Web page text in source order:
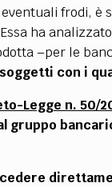
frodi, è
ha analizzato
–per le
con i
Legge n. 50/
gruppo